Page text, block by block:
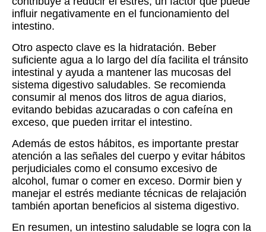
influir negativamente en el funcionamiento del
intestino.
Otro aspecto clave es la hidratación. Beber
suficiente agua a lo largo del día facilita el tránsito
intestinal y ayuda a mantener las mucosas del
sistema digestivo saludables. Se recomienda
consumir al menos dos litros de agua diarios,
evitando bebidas azucaradas o con cafeína en
exceso, que pueden irritar el intestino.
Además de estos hábitos, es importante prestar
atención a las señales del cuerpo y evitar hábitos
perjudiciales como el consumo excesivo de
alcohol, fumar o comer en exceso. Dormir bien y
manejar el estrés mediante técnicas de relajación
también aportan beneficios al sistema digestivo.
En resumen, un intestino saludable se logra con la